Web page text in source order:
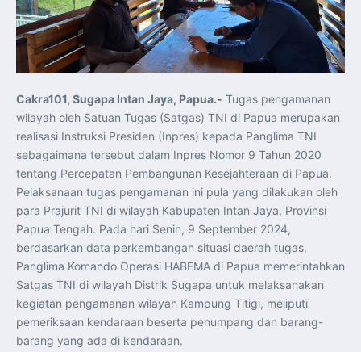
Koordinasi Jaga Stabilitas Keuangan dan Kepercayaan
Pasar
Presiden Prabowo Perkuat Sinergi Perguruan Tinggi dan
PT PAL untuk Majukan Industri Perkapalan Nasional
KASAL dan Panglima Armada Pasifik Rusia Resmi Buka
Latma ORRUDA 2026
T-50i Golden Eagle TNI AU Meriahkan Pitch Black Mindil
Indonesia dan Turki Sepakati Joint Action Plan 2026–
2027, Perkuat Pasar Kerja Inklusif hingga Transformasi
Balai Vokasi
TNI AU Tingkatkan Kemampuan Personel melalui
Pelatihan Signal Radio untuk Misi Pertahanan Udara dan
Radar
Menkeu Purbaya Instruksikan Penyelarasan Aturan KEK
untuk Perkuat Daya Saing Industri Dalam Negeri
Mentan Amran Pacu Produksi Gula Nasional, Target
Swasembada Gula Putih Dua Tahun dan Tembus 3 Juta
Ton
Menlu Sugiono Tekankan Inovasi sebagai Kunci
Penguatan Kerja Sama Konkret ASEAN Plus Three
Latma ORRUDA 2026 di Vladivostok Perkuat Diplomasi
Maritim TNI AL dan Rusia
Latihan DACT di Exercise Pitch Black 2026 Tingkatkan
Kesiapan Tempur Penerbang TNI AU
Menlu Sugiono: “Kekuatan Ekonomi ASEAN-RRT Harus
Menjadi Penopang Stabilitas Kawasan”
ASEAN dan Amerika Serikat Perkuat Kemitraan untuk
Jaga Stabilitas Kawasan dan Dorong Pertumbuhan
Ekonomi
Cakra101, Sugapa Intan Jaya, Papua.- Tugas pengamanan
wilayah oleh Satuan Tugas (Satgas) TNI di Papua merupakan
realisasi Instruksi Presiden (Inpres) kepada Panglima TNI
sebagaimana tersebut dalam Inpres Nomor 9 Tahun 2020
tentang Percepatan Pembangunan Kesejahteraan di Papua.
Pelaksanaan tugas pengamanan ini pula yang dilakukan oleh
para Prajurit TNI di wilayah Kabupaten Intan Jaya, Provinsi
Papua Tengah. Pada hari Senin, 9 September 2024,
berdasarkan data perkembangan situasi daerah tugas,
Panglima Komando Operasi HABEMA di Papua memerintahkan
Satgas TNI di wilayah Distrik Sugapa untuk melaksanakan
kegiatan pengamanan wilayah Kampung Titigi, meliputi
pemeriksaan kendaraan beserta penumpang dan barang-
barang yang ada di kendaraan.